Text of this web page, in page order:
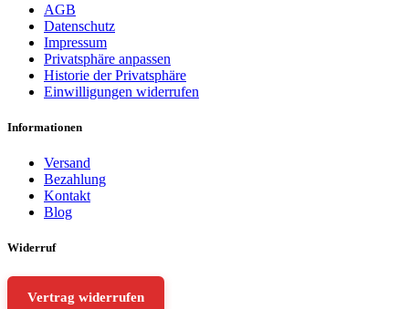
AGB
Datenschutz
Impressum
Privatsphäre anpassen
Historie der Privatsphäre
Einwilligungen widerrufen
Informationen
Versand
Bezahlung
Kontakt
Blog
Widerruf
Vertrag widerrufen